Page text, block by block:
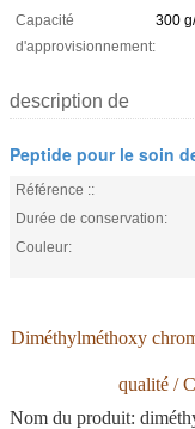
Capacité
d'approvisionnement:
300
description de
Peptide pour le soin
Référence ::
Durée de conservation:
Couleur:
Diméthylméthoxy
qualité /
Nom du produit: